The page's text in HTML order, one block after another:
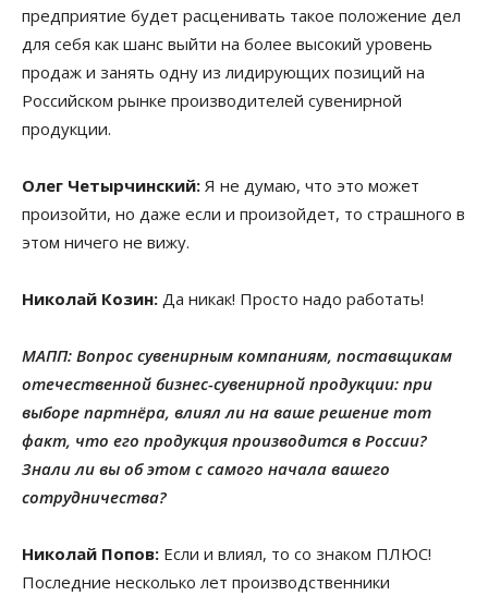
предприятие будет расценивать такое положение дел
для себя как шанс выйти на более высокий уровень
продаж и занять одну из лидирующих позиций на
Российском рынке производителей сувенирной
продукции.
Олег Четырчинский: Я не думаю, что это может
произойти, но даже если и произойдет, то страшного в
этом ничего не вижу.
Николай Козин: Да никак! Просто надо работать!
МАПП: Вопрос сувенирным компаниям, поставщикам
отечественной бизнес-сувенирной продукции: при
выборе партнёра, влиял ли на ваше решение тот
факт, что его продукция производится в России?
Знали ли вы об этом с самого начала вашего
сотрудничества?
Николай Попов: Если и влиял, то со знаком ПЛЮС!
Последние несколько лет производственники